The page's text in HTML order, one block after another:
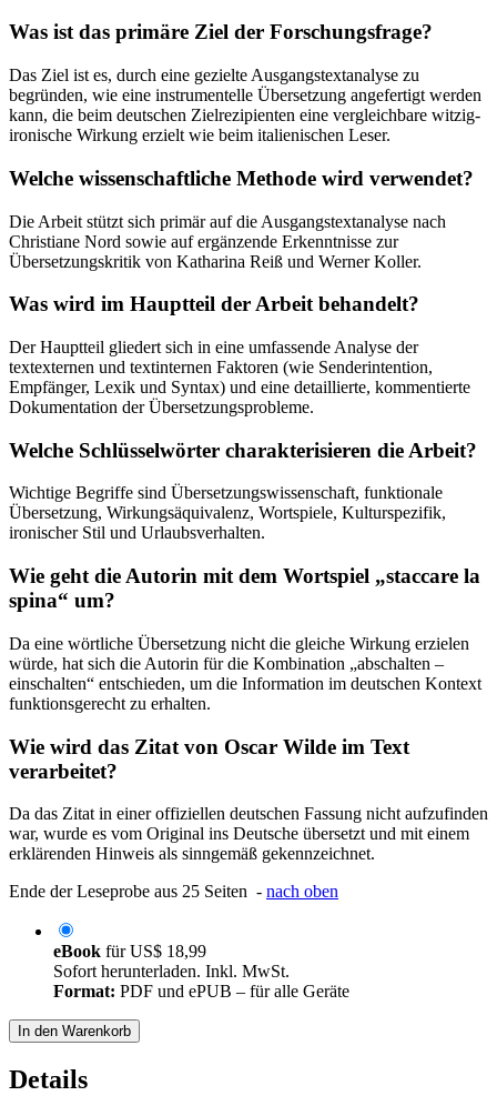
Was ist das primäre Ziel der Forschungsfrage?
Das Ziel ist es, durch eine gezielte Ausgangstextanalyse zu
begründen, wie eine instrumentelle Übersetzung angefertigt werden
kann, die beim deutschen Zielrezipienten eine vergleichbare witzig-
ironische Wirkung erzielt wie beim italienischen Leser.
Welche wissenschaftliche Methode wird verwendet?
Die Arbeit stützt sich primär auf die Ausgangstextanalyse nach
Christiane Nord sowie auf ergänzende Erkenntnisse zur
Übersetzungskritik von Katharina Reiß und Werner Koller.
Was wird im Hauptteil der Arbeit behandelt?
Der Hauptteil gliedert sich in eine umfassende Analyse der
textexternen und textinternen Faktoren (wie Senderintention,
Empfänger, Lexik und Syntax) und eine detaillierte, kommentierte
Dokumentation der Übersetzungsprobleme.
Welche Schlüsselwörter charakterisieren die Arbeit?
Wichtige Begriffe sind Übersetzungswissenschaft, funktionale
Übersetzung, Wirkungsäquivalenz, Wortspiele, Kulturspezifik,
ironischer Stil und Urlaubsverhalten.
Wie geht die Autorin mit dem Wortspiel „staccare la
spina“ um?
Da eine wörtliche Übersetzung nicht die gleiche Wirkung erzielen
würde, hat sich die Autorin für die Kombination „abschalten –
einschalten“ entschieden, um die Information im deutschen Kontext
funktionsgerecht zu erhalten.
Wie wird das Zitat von Oscar Wilde im Text
verarbeitet?
Da das Zitat in einer offiziellen deutschen Fassung nicht aufzufinden
war, wurde es vom Original ins Deutsche übersetzt und mit einem
erklärenden Hinweis als sinngemäß gekennzeichnet.
Ende der Leseprobe aus 25 Seiten - nach oben
eBook fürUS$ 18,99
Sofort herunterladen. Inkl. MwSt.
Format: PDF und ePUB – für alle Geräte
In den Warenkorb
Details